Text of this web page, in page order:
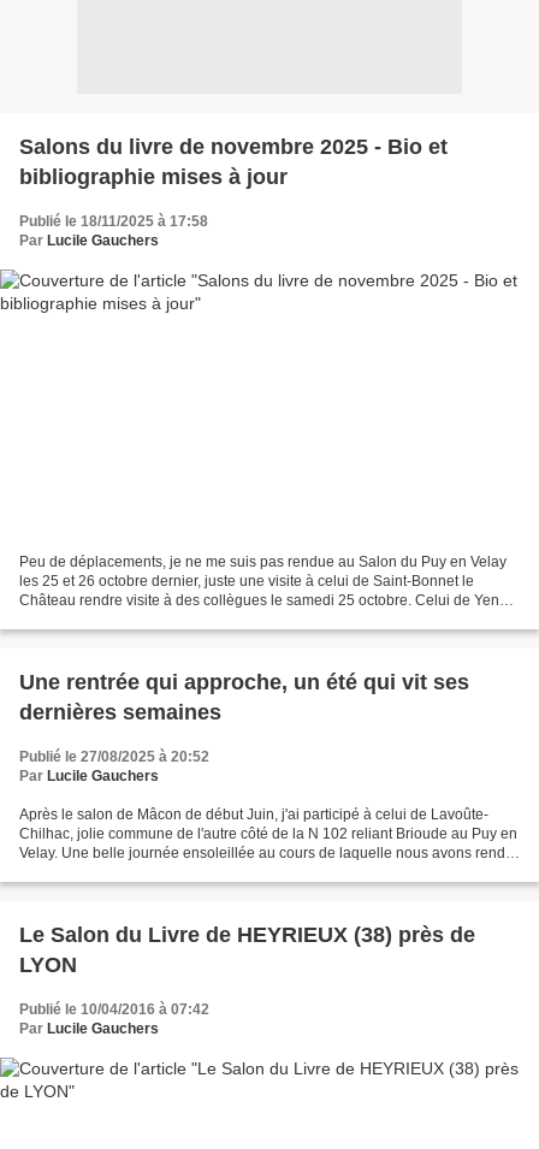
Salons du livre de novembre 2025 - Bio et
bibliographie mises à jour
Publié le 18/11/2025 à 17:58
Par Lucile Gauchers
Peu de déplacements, je ne me suis pas rendue au Salon du Puy en Velay
les 25 et 26 octobre dernier, juste une visite à celui de Saint-Bonnet le
Château rendre visite à des collègues le samedi 25 octobre. Celui de Yenne
Une rentrée qui approche, un été qui vit ses
dernières semaines
Publié le 27/08/2025 à 20:52
Par Lucile Gauchers
Après le salon de Mâcon de début Juin, j'ai participé à celui de Lavoûte-
Chilhac, jolie commune de l'autre côté de la N 102 reliant Brioude au Puy en
Velay. Une belle journée ensoleillée au cours de laquelle nous avons rendu
Le Salon du Livre de HEYRIEUX (38) près de
LYON
Publié le 10/04/2016 à 07:42
Par Lucile Gauchers